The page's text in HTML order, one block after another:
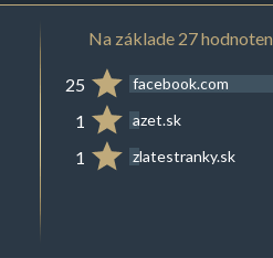
Na základe 27
25 facebook.com
1 azet.sk
1 zlatestranky.sk